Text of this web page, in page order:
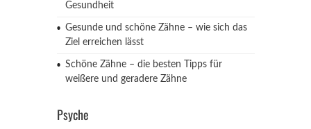
Gesundheit
Gesunde und schöne Zähne – wie sich das
Ziel erreichen lässt
Schöne Zähne – die besten Tipps für
weißere und geradere Zähne
Psyche